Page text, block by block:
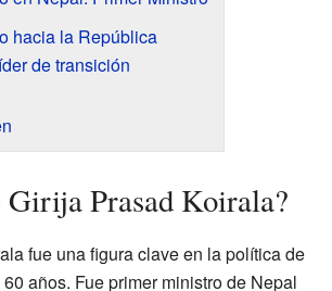
hacia la República
de transición
Girija Prasad Koirala?
fue una figura clave en la política de
años. Fue primer ministro de Nepal